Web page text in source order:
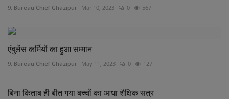
9. Bureau Chief Ghazipur Mar 10, 2023 0 567
एंबुलेंस कर्मियों का हुआ सम्मान
9. Bureau Chief Ghazipur May 11, 2023 0 127
बिना किताब ही बीत गया बच्चों का आधा शैक्षिक सत्र